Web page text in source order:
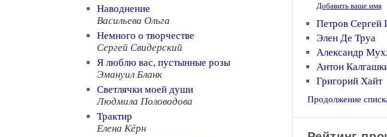
Наводнение
Васильева Ольга
Немного о творчестве
Сергей Свидерский
Я люблю вас, пустынные розы
Эмануил Бланк
Светлячки моей души
Людмила Половодова
Трактир
Елена Кёрн
Добавить ваше имя
Петров Сергей
Элен Де Труа
Александр
Антон
Григорий Хайт
Продолжение